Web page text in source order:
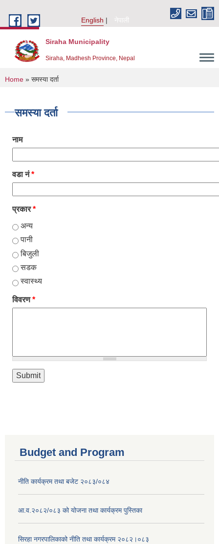
English
नेपाली
Siraha Municipality
Siraha, Madhesh Province, Nepal
You are here
Home » समस्या दर्ता
समस्या दर्ता
नाम
वडा नं*
प्रकार*
अन्य
पानी
बिजुली
सडक
स्वास्थ्य
विवरण*
Budget and Program
नीति कार्यक्रम तथा बजेट २०८३/०८४
आ.व.२०८२/०८३ को योजना तथा कार्यक्रम पुस्तिका
सिरहा नगरपालिकाको नीति तथा कार्यक्रम २०८२।०८३